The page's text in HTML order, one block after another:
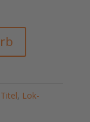
, Lok-